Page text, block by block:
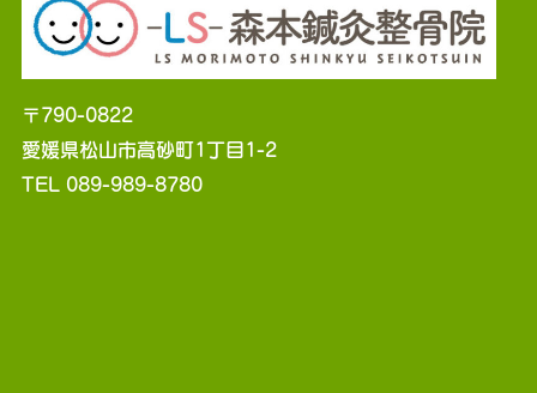
〒790-0822
愛媛県松山市高砂町1丁目1-2
TEL 089-989-8780